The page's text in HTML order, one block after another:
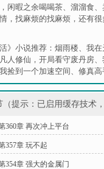
闲暇之余喝喝茶、溜溜食
，找麻烦的找麻烦，还有
》小说推荐： 烟雨楼、 我在
凡人修仙，开局看守废丹房、
捡到一个加速空间、 修真高
（提示：已启用缓存技术
360章 再次冲上平台
357章 玩不起
354章 强大的金属门